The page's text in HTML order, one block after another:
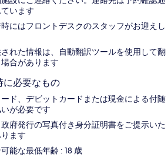
います
にはフロントデスクのスタッフがお迎えし
れた情報は、自動翻訳ツールを使用して翻
合があります
に必要なもの
ド、デビットカードまたは現金による付随
が必要です
府発行の写真付き身分証明書をご提示いた
ます
能な最低年齢 : 18 歳